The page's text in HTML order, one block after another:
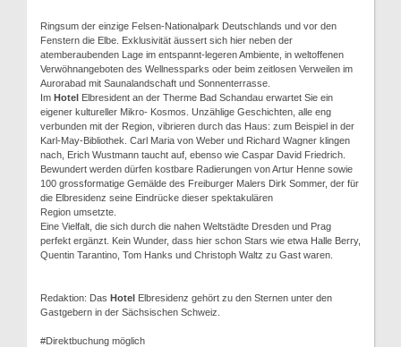
Ringsum der einzige Felsen-Nationalpark Deutschlands und vor den
Fenstern die Elbe. Exklusivität äussert sich hier neben der
atemberaubenden Lage im entspannt-legeren Ambiente, in weltoffenen
Verwöhnangeboten des Wellnessparks oder beim zeitlosen Verweilen im
Aurorabad mit Saunalandschaft und Sonnenterrasse.
Im Hotel Elbresident an der Therme Bad Schandau erwartet Sie ein
eigener kultureller Mikro- Kosmos. Unzählige Geschichten, alle eng
verbunden mit der Region, vibrieren durch das Haus: zum Beispiel in der
Karl-May-Bibliothek. Carl Maria von Weber und Richard Wagner klingen
nach, Erich Wustmann taucht auf, ebenso wie Caspar David Friedrich.
Bewundert werden dürfen kostbare Radierungen von Artur Henne sowie
100 grossformatige Gemälde des Freiburger Malers Dirk Sommer, der für
die Elbresidenz seine Eindrücke dieser spektakulären
Region umsetzte.
Eine Vielfalt, die sich durch die nahen Weltstädte Dresden und Prag
perfekt ergänzt. Kein Wunder, dass hier schon Stars wie etwa Halle Berry,
Quentin Tarantino, Tom Hanks und Christoph Waltz zu Gast waren.
Redaktion: Das Hotel Elbresidenz gehört zu den Sternen unter den
Gastgebern in der Sächsischen Schweiz.
#Direktbuchung möglich